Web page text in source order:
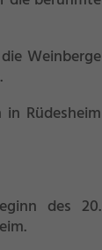
Weinberge
Rüdesheim
des 20.